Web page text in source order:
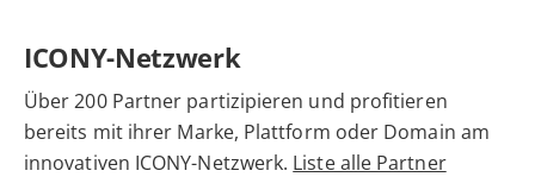
ICONY-Netzwerk
Über 200 Partner partizipieren und profitieren
bereits mit ihrer Marke, Plattform oder Domain am
innovativen ICONY-Netzwerk. Liste alle Partner